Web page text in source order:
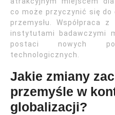
co może przyczynić się do
przemysłu. Współpraca
instytutami badawczymi
postaci nowych
technologicznych.
Jakie zmiany
przemyśle w
globalizacji?